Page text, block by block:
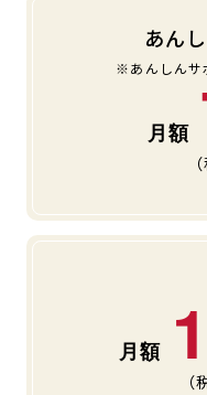
あん
※あんしんサ
（